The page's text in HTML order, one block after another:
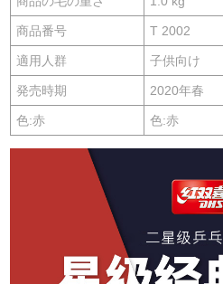
商品番号 T 2002
適用人群 子供向け
発売時期 2020年春
色:赤 色:赤